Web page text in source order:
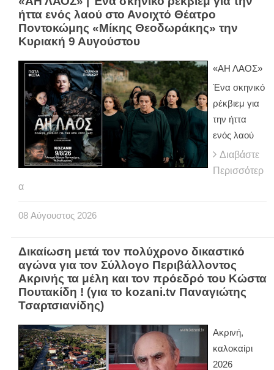
ήττα ενός λαού στο Ανοιχτό Θέατρο
Ποντοκώμης «Μίκης Θεοδωράκης» την
Κυριακή 9 Αυγούστου
«ΑΗ ΛΑΟΣ»
Ένα σκηνικό
ρέκβιεμ για
την ήττα
ενός λαού
Διαβάστε
Περισσότερ
α
08 Αύγουστος 2026
Δικαίωση μετά τον πολύχρονο δικαστικό
αγώνα για τον Σύλλογο Περιβάλλοντος
Ακρινής τα μέλη και τον πρόεδρό του Κώστα
Πουτακίδη ! (για το kozani.tv Παναγιώτης
Τσαρτσιανίδης)
Ακρινή,
καλοκαίρι
2026